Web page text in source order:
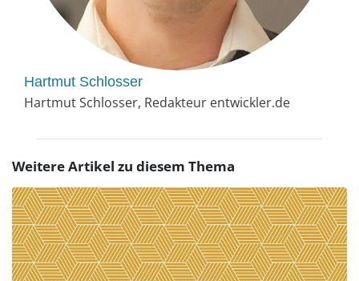
Hartmut Schlosser
Hartmut Schlosser, Redakteur entwickler.de
Weitere Artikel zu diesem Thema